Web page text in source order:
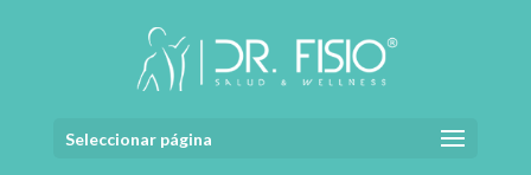
Seleccionar página